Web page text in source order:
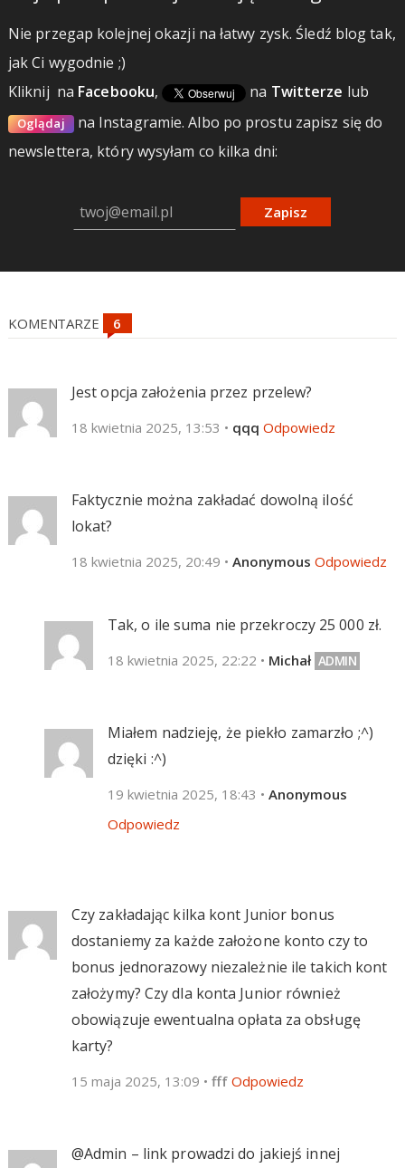
Nie przegap kolejnej okazji na łatwy zysk. Śledź blog tak,
jak Ci wygodnie ;)
Kliknij na Facebooku, na Twitterze lub
Oglądaj na Instagramie.Albo po prostu zapisz się do
newslettera, który wysyłam co kilka dni:
Zapisz
KOMENTARZE
Jest opcja założenia przez przelew?
18 kwietnia 2025, 13:53 • qqq Odpowiedz
Faktycznie można zakładać dowolną ilość
lokat?
18 kwietnia 2025, 20:49 • Anonymous Odpowiedz
Tak, o ile suma nie przekroczy 25 000 zł.
18 kwietnia 2025, 22:22 • Michał
Miałem nadzieję, że piekło zamarzło ;^)
dzięki :^)
19 kwietnia 2025, 18:43 • Anonymous
Odpowiedz
Czy zakładając kilka kont Junior bonus
dostaniemy za każde założone konto czy to
bonus jednorazowy niezależnie ile takich kont
założymy? Czy dla konta Junior również
obowiązuje ewentualna opłata za obsługę
karty?
15 maja 2025, 13:09 • fff Odpowiedz
@Admin – link prowadzi do jakiejś innej